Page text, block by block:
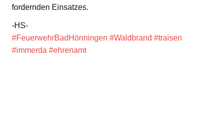
fordernden Einsatzes.
-HS-
#FeuerwehrBadHönningen #Waldbrand #traisen
#immerda #ehrenamt